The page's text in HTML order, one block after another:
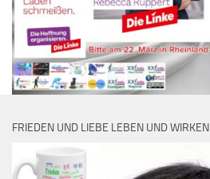
FRIEDEN UND LIEBE LEBEN UND WIRKEN